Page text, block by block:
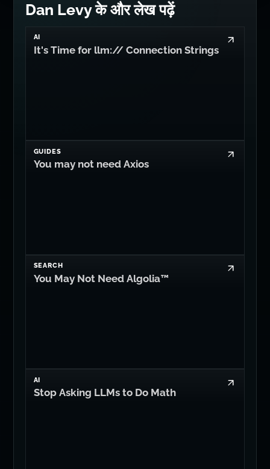
Dan Levy के और लेख पढ़ें
AI
It's Time for llm:// Connection Strings
GUIDES
You may not need Axios
SEARCH
You May Not Need Algolia™
AI
Stop Asking LLMs to Do Math